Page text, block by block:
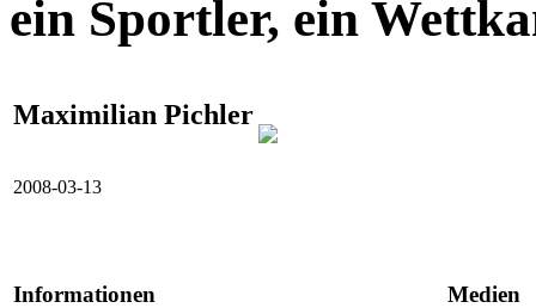
ein Sportler, ein
Maximilian Pichler
2008-03-13
Informationen Medien